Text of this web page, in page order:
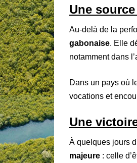
Une
Au-delà de la
gabonaise. Elle
notamment dans
Dans un pays où
vocations et
Une
À quelques jours
majeure : celle